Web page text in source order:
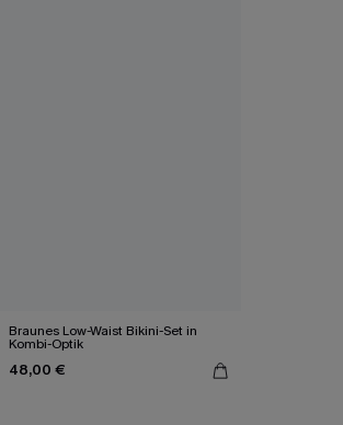
Braunes Low-Waist Bikini-Set in
Kombi-Optik
48,00 €